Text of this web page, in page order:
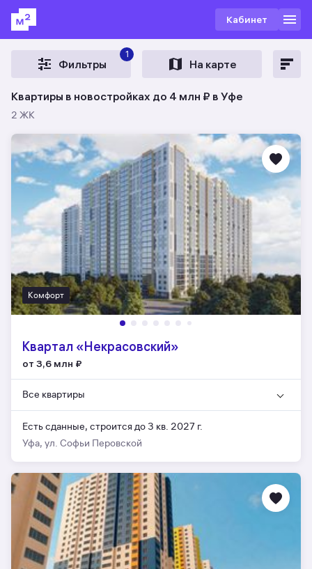
Кабинет
Фильтры
1
На карте
Квартиры в новостройках до 4 млн ₽ в Уфе
2 ЖК
Комфорт
Квартал «Некрасовский»
от 3,6 млн ₽
Все квартиры
Есть сданные, строится до 3 кв. 2027 г.
Уфа, ул. Софьи Перовской